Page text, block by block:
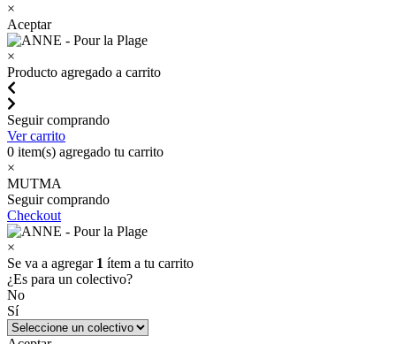
×
Aceptar
×
Producto agregado a carrito
Seguir comprando
Ver carrito
0 item(s) agregado tu carrito
×
MUTMA
Seguir comprando
Checkout
×
Se va a agregar 1 ítem a tu carrito
¿Es para un colectivo?
No
Sí